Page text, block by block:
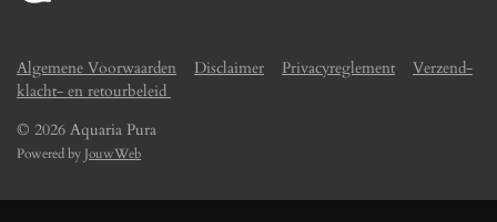
Algemene Voorwaarden Disclaimer Privacyreglement
Verzend-
klacht- en retourbeleid
© 2026 Aquaria Pura
Powered by JouwWeb